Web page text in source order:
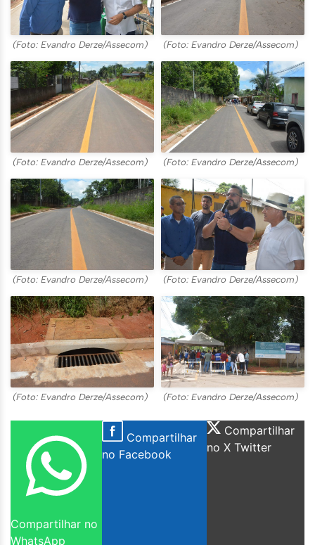
(Foto: Evandro Derze/Assecom) (Foto: Evandro Derze/Assecom)
(Foto: Evandro Derze/Assecom) (Foto: Evandro Derze/Assecom)
(Foto: Evandro Derze/Assecom) (Foto: Evandro Derze/Assecom)
(Foto: Evandro Derze/Assecom) (Foto: Evandro Derze/Assecom)
Compartilhar no
WhatsApp
Compartilhar
no Facebook
Compartilhar
no X Twitter